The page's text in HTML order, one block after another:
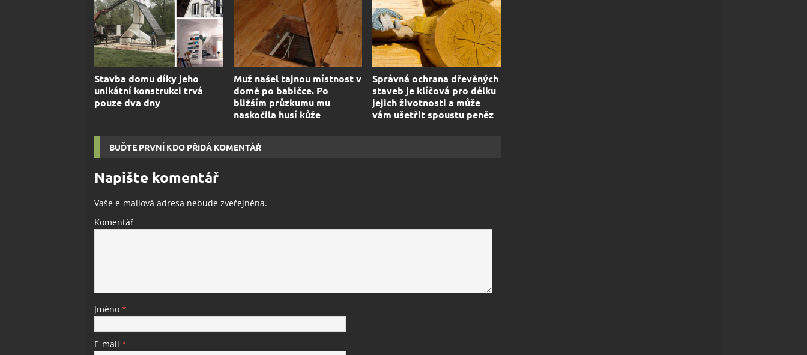
Stavba domu díky jeho
unikátní konstrukci trvá
pouze dva dny
Muž našel tajnou místnost v
domě po babičce. Po
bližším průzkumu mu
naskočila husí kůže
Správná ochrana dřevěných
staveb je klíčová pro délku
jejich životnosti a může
vám ušetřit spoustu peněz
BUĎTE PRVNÍ KDO PŘIDÁ KOMENTÁŘ
Napište komentář
Vaše e-mailová adresa nebude zveřejněna.
Komentář
Jméno *
E-mail *